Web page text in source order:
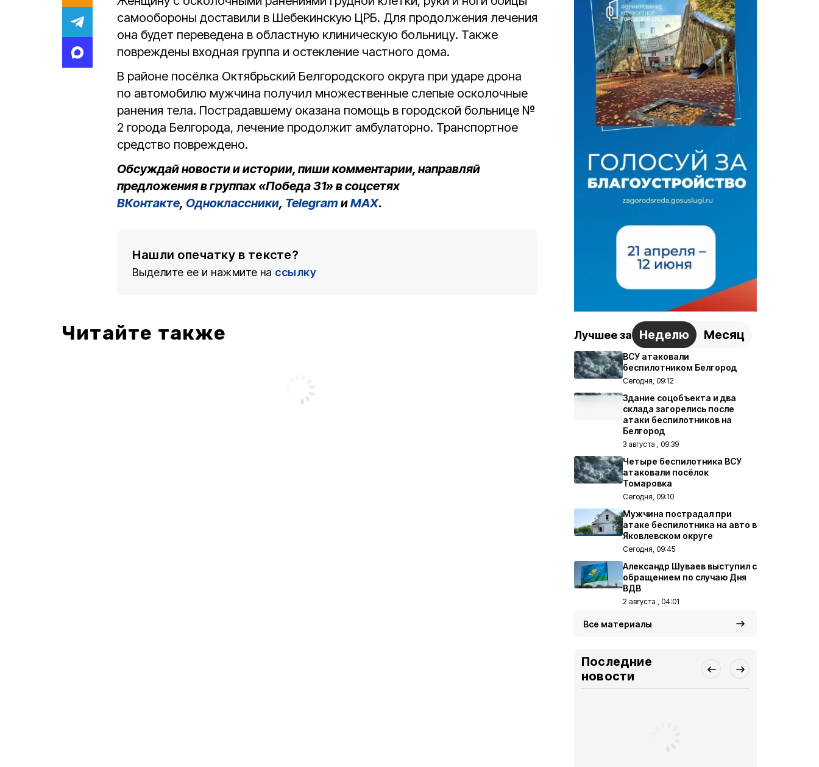
самообороны доставили в Шебекинскую ЦРБ. Для продолжения лечения
она будет переведена в областную клиническую больницу. Также
повреждены входная группа и остекление частного дома.
В районе посёлка Октябрьский Белгородского округа при ударе дрона
по автомобилю мужчина получил множественные слепые осколочные
ранения тела. Пострадавшему оказана помощь в городской больнице №
2 города Белгорода, лечение продолжит амбулаторно. Транспортное
средство повреждено.
Обсуждай новости и истории, пиши комментарии, направляй
предложения в группах «Победа 31» в соцсетях
ВКонтакте, Одноклассники, Telegram иMAX.
Нашли опечатку в тексте?
Выделите ее и нажмите на ссылку
Читайте также Лучшее за Неделю Месяц
ВСУ атаковали
беспилотником Белгород
Сегодня, 09:12
Здание соцобъекта и два
склада загорелись после
атаки беспилотников на
Белгород
3 августа , 09:39
Четыре беспилотника ВСУ
атаковали посёлок
Томаровка
Сегодня, 09:10
Мужчина пострадал при
атаке беспилотника на авто в
Яковлевском округе
Сегодня, 09:45
Александр Шуваев выступил с
обращением по случаю Дня
ВДВ
2 августа , 04:01
Все материалы
Последние
новости